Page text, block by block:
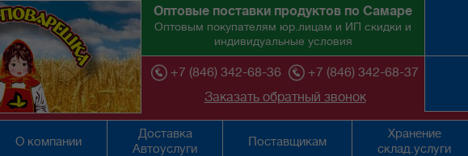
Оптовые поставки продуктов по Самаре
Оптовым покупателям юр.лицам и ИП скидки и
индивидуальные условия
+7 (846) 342-68-36
+7 (846) 342-68-37
Заказать обратный звонок
О компании
Доставка
Автоуслуги
Поставщикам
Хранение
склад.услуги